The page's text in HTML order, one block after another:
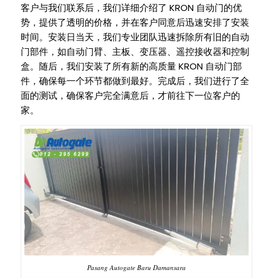
客户与我们联系后，我们详细介绍了 KRON 自动门的优
势，提供了透明的价格，并在客户同意后迅速安排了安装
时间。安装日当天，我们专业团队迅速拆除所有旧的自动
门部件，如自动门臂、主板、变压器、遥控接收器和控制
盒。随后，我们安装了所有新的高质量 KRON 自动门部
件，确保每一个环节都做到最好。完成后，我们进行了全
面的测试，确保客户完全满意后，才前往下一位客户的
家。
Pasang Autogate Baru Damansara